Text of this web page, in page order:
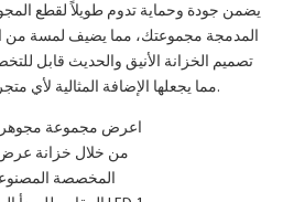
يضمن جودة وحماية تدوم طويلاً لقطع
تصميم الخزانة الأنيق والحديث قابل
مما يجعلها الإضافة المثالية لأي متجر مجوهرات أو مجموعة شخصية.